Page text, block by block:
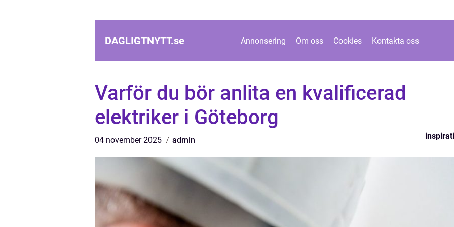
DAGLIGTNYTT.se Annonsering Om oss Cookies Kontakta oss
Varför du bör anlita en kvalificerad
elektriker i Göteborg
04 november 2025 admin